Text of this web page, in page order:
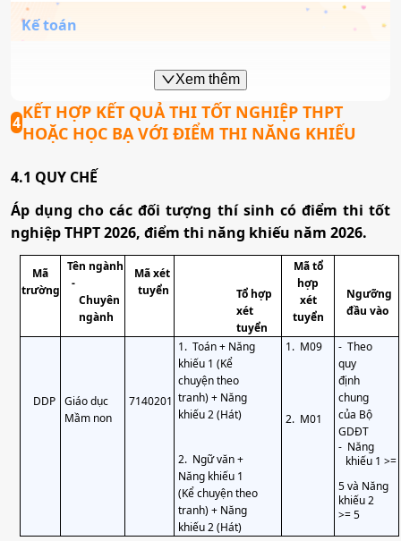
Kế toán
7340301
Tổ hợp:X01; C14; X21; A09; X02; X26; C03; C04
Luật kinh tế
Mã ngành: 7380107
Tổ hợp:
C00; X74; C20; X70; C19; D14; X01; C14; C03
Công nghệ thông tin
D01; A00; A01; X26; X06; D07
D01; A00; A01; X26; X06; D07
Xem thêm
4KẾT HỢP KẾT QUẢ THI TỐT NGHIỆP THPT
HOẶC HỌC BẠ VỚI ĐIỂM THI NĂNG KHIẾU
4.1 QUY CHẾ
Áp dụng cho các đối tượng thí sinh có điểm thi tốt
nghiệp THPT 2026, điểm thi năng khiếu năm 2026.
Mã
trường
Tên ngành
-
Chuyên
ngành
Mã xét
tuyển
Tổ hợp
xét
tuyển
Mã tổ
hợp
xét
tuyển
Ngưỡng
đầu vào
DDP
Giáo dục
Mầm non
7140201
1. Toán + Năng
khiếu 1 (Kể
chuyện theo
tranh) + Năng
khiếu 2 (Hát)
2. Ngữ văn +
Năng khiếu 1
(Kể chuyện theo
tranh) + Năng
khiếu 2 (Hát)
1. M09
2. M01
- Theo
quy
định
chung
của Bộ
GDĐT
- Năng
khiếu 1 >=
5 và Năng
khiếu 2
>= 5